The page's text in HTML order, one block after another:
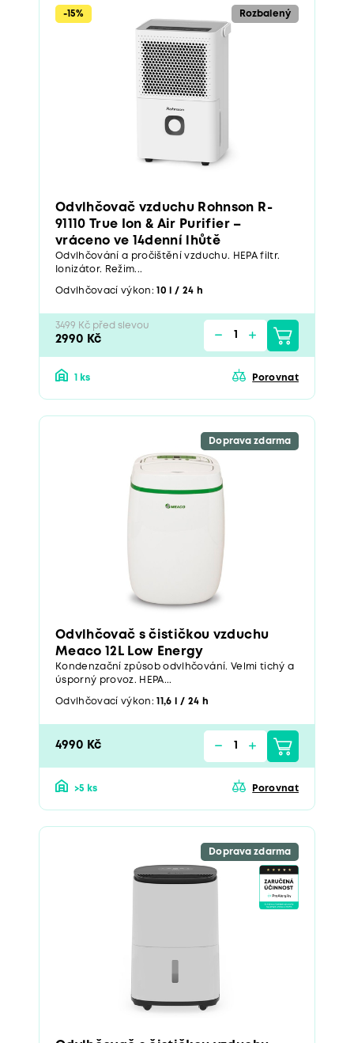
Rozbalený
-15%
Odvlhčovač vzduchu Rohnson R-
91110 True Ion & Air Purifier –
vráceno ve 14denní lhůtě
Odvlhčování a pročištění vzduchu. HEPA filtr.
Ionizátor. Režim...
Odvlhčovací výkon:10 l / 24 h
3499 Kč před slevou
2990 Kč
1 ks Porovnat
Doprava zdarma
Odvlhčovač s čističkou vzduchu
Meaco 12L Low Energy
Kondenzační způsob odvlhčování. Velmi tichý a
úsporný provoz. HEPA...
Odvlhčovací výkon:11,6 l / 24 h
4990 Kč
>5 ks Porovnat
Doprava zdarma